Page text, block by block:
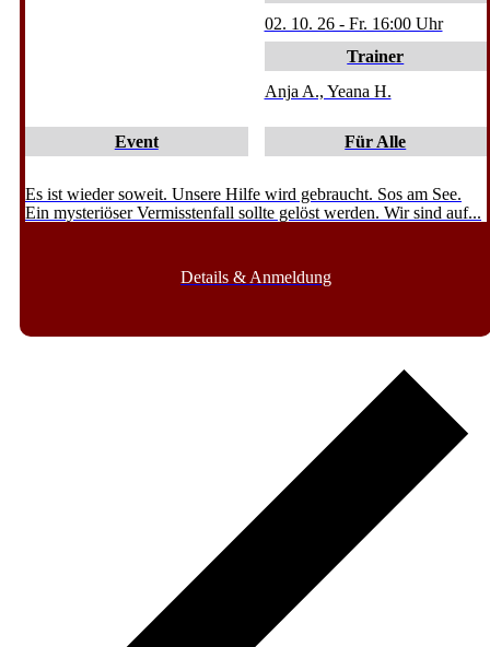
02. 10. 26 - Fr. 16:00 Uhr
Trainer
Anja A., Yeana H.
Event Für Alle
Es ist wieder soweit. Unsere Hilfe wird gebraucht. Sos am See.
Ein mysteriöser Vermisstenfall sollte gelöst werden. Wir sind auf...
Details & Anmeldung